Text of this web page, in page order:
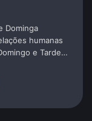
Dominga
humanas
e Tarde
no cinema
de